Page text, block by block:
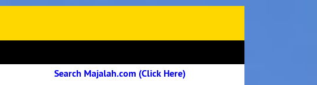
Search Majalah.com (Click Here)